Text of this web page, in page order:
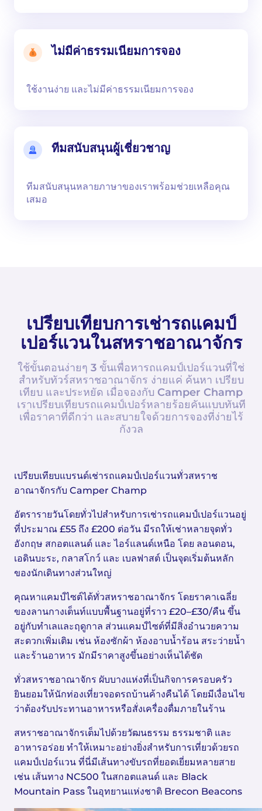
ไม่มีค่าธรรมเนียมการจอง
ใช้งานง่าย และไม่มีค่าธรรมเนียมการจอง
ทีมสนับสนุนผู้เชี่ยวชาญ
ทีมสนับสนุนหลายภาษาของเราพร้อมช่วยเหลือคุณ
เสมอ
เปรียบเทียบการเช่ารถแคมป์
เปอร์แวนในสหราชอาณาจักร
ใช้ขั้นตอนง่ายๆ 3 ขั้นเพื่อหารถแคมป์เปอร์แวนที่ใช่
สำหรับทัวร์สหราชอาณาจักร ง่ายแค่ ค้นหา เปรียบ
เทียบ และประหยัด เมื่อจองกับ Camper Champ
เราเปรียบเทียบรถแคมป์เปอร์หลายร้อยคันแบบทันที
เพื่อราคาที่ดีกว่า และสบายใจด้วยการจองที่ง่ายไร้
กังวล
เปรียบเทียบแบรนด์เช่ารถแคมป์เปอร์แวนทั่วสหราช
อาณาจักรกับ Camper Champ
อัตรารายวันโดยทั่วไปสำหรับการเช่ารถแคมป์เปอร์แวนอยู่
ที่ประมาณ £55 ถึง £200 ต่อวัน มีรถให้เช่าหลายจุดทั่ว
อังกฤษ สกอตแลนด์ และ ไอร์แลนด์เหนือ โดย ลอนดอน,
เอดินบะระ, กลาสโกว์ และ เบลฟาสต์ เป็นจุดเริ่มต้นหลัก
ของนักเดินทางส่วนใหญ่
คุณหาแคมป์ไซต์ได้ทั่วสหราชอาณาจักร โดยราคาเฉลี่ย
ของลานกางเต็นท์แบบพื้นฐานอยู่ที่ราว £20–£30/คืน ขึ้น
อยู่กับทำเลและฤดูกาล ส่วนแคมป์ไซต์ที่มีสิ่งอำนวยความ
สะดวกเพิ่มเติม เช่น ห้องซักผ้า ห้องอาบน้ำร้อน สระว่ายน้ำ
และร้านอาหาร มักมีราคาสูงขึ้นอย่างเห็นได้ชัด
ทั่วสหราชอาณาจักร ผับบางแห่งที่เป็นกิจการครอบครัว
ยินยอมให้นักท่องเที่ยวจอดรถบ้านค้างคืนได้ โดยมีเงื่อนไข
ว่าต้องรับประทานอาหารหรือสั่งเครื่องดื่มภายในร้าน
สหราชอาณาจักรเต็มไปด้วยวัฒนธรรม ธรรมชาติ และ
อาหารอร่อย ทำให้เหมาะอย่างยิ่งสำหรับการเที่ยวด้วยรถ
แคมป์เปอร์แวน ที่นี่มีเส้นทางขับรถที่ยอดเยี่ยมหลายสาย
เช่น เส้นทาง NC500 ในสกอตแลนด์ และ Black
Mountain Pass ในอุทยานแห่งชาติ Brecon Beacons